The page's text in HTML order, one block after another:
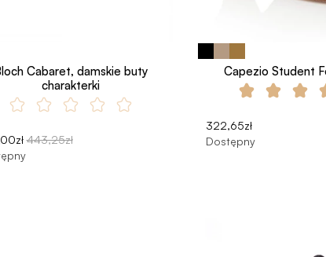
Cabaret, damskie buty
charakterki
443,25zł
Capezio Student
322,65zł
Dostępny